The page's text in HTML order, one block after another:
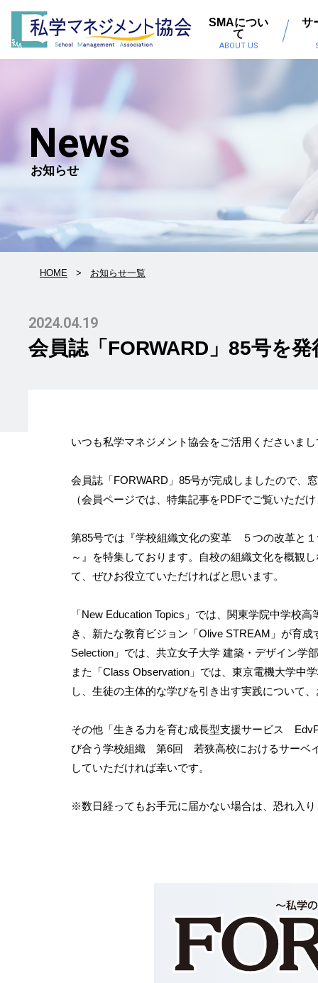
SMAについ
て
ABOUT US
サ
News
お知らせ
HOME お知らせ一覧
2024.04.19
会員誌「FORWARD」85号を
いつも私学マネジメント協会をご活用くださいま
会員誌「FORWARD」85号が完成しましたので、
（会員ページでは、特集記事をPDFでご覧いただ
第85号では『学校組織文化の変革 ５つの改革と
～』を特集しております。自校の組織文化を概観
て、ぜひお役立ていただければと思います。
「New Education Topics」では、関東学院中学校
き、新たな教育ビジョン「Olive STREAM」が育
Selection」では、共立女子大学 建築・デザイン学
また「Class Observation」では、東京電機大学中
し、生徒の主体的な学びを引き出す実践について
その他「生きる力を育む成長型支援サービス
び合う学校組織 第6回 若狭高校におけるサーベ
していただければ幸いです。
※数日経ってもお手元に届かない場合は、恐れ入